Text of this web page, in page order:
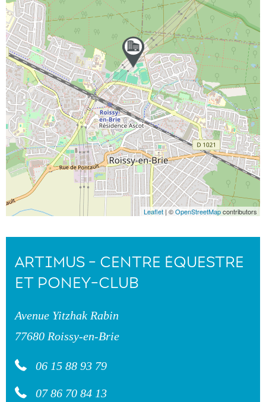
Leaflet | ©OpenStreetMapcontributors
ARTIMUS - CENTRE ÉQUESTRE
ET PONEY-CLUB
Avenue Yitzhak Rabin
77680 Roissy-en-Brie
06 15 88 93 79
07 86 70 84 13